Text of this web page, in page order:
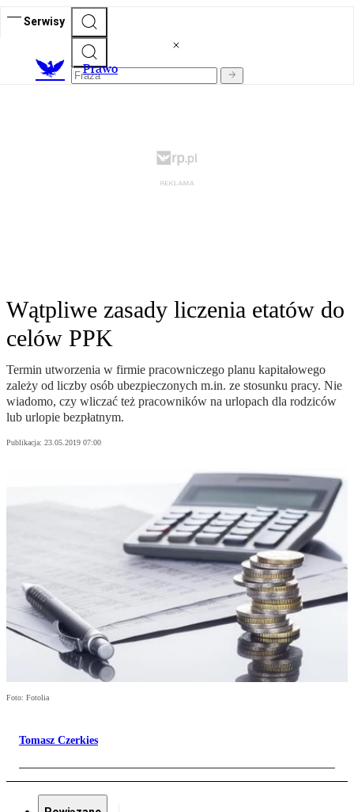
Serwisy
Prawo
Wątpliwe zasady liczenia etatów do
celów PPK
Termin utworzenia w firmie pracowniczego planu kapitałowego
zależy od liczby osób ubezpieczonych m.in. ze stosunku pracy. Nie
wiadomo, czy wliczać też pracowników na urlopach dla rodziców
lub urlopie bezpłatnym.
Publikacja: 23.05.2019 07:00
Foto: Fotolia
Tomasz Czerkies